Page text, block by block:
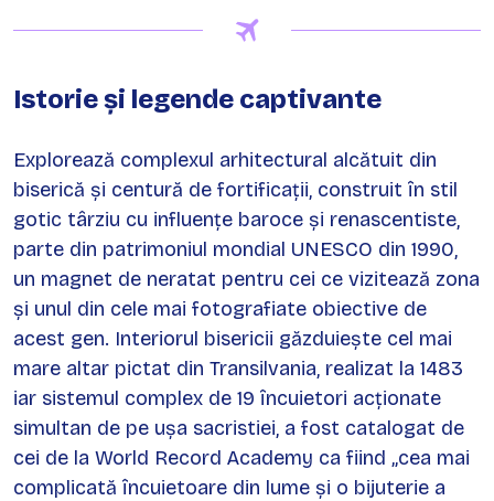
Istorie și legende captivante
Explorează complexul arhitectural alcătuit din
biserică și centură de fortificații, construit în stil
gotic târziu cu influențe baroce și renascentiste,
parte din patrimoniul mondial UNESCO din 1990,
un magnet de neratat pentru cei ce vizitează zona
și unul din cele mai fotografiate obiective de
acest gen. Interiorul bisericii găzduiește cel mai
mare altar pictat din Transilvania, realizat la 1483
iar sistemul complex de 19 încuietori acționate
simultan de pe ușa sacristiei, a fost catalogat de
cei de la World Record Academy ca fiind „cea mai
complicată încuietoare din lume și o bijuterie a